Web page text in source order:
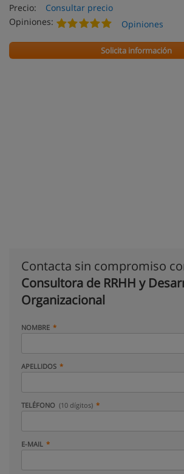
Precio:
Consultar precio
Opiniones:
Opiniones
Solicita información
Contacta sin compromiso
Consultora de RRHH y
Organizacional
NOMBRE
APELLIDOS
TELÉFONO (10 dígitos)
E-MAIL